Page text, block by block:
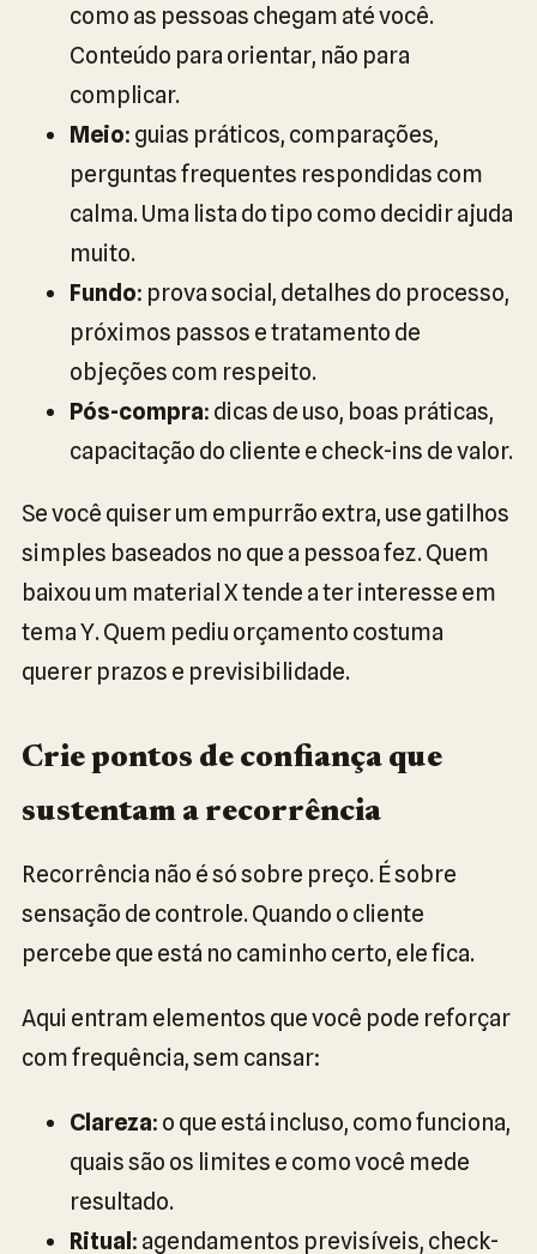
como as pessoas chegam até você.
Conteúdo para orientar, não para
complicar.
Meio: guias práticos, comparações,
perguntas frequentes respondidas com
calma. Uma lista do tipo como decidir ajuda
muito.
Fundo: prova social, detalhes do processo,
próximos passos e tratamento de
objeções com respeito.
Pós-compra: dicas de uso, boas práticas,
capacitação do cliente e check-ins de valor.
Se você quiser um empurrão extra, use gatilhos
simples baseados no que a pessoa fez. Quem
baixou um material X tende a ter interesse em
tema Y. Quem pediu orçamento costuma
querer prazos e previsibilidade.
Crie pontos de confiança que
sustentam a recorrência
Recorrência não é só sobre preço. É sobre
sensação de controle. Quando o cliente
percebe que está no caminho certo, ele fica.
Aqui entram elementos que você pode reforçar
com frequência, sem cansar:
Clareza: o que está incluso, como funciona,
quais são os limites e como você mede
resultado.
Ritual : agendamentos previsíveis, check-